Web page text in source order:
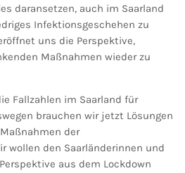
daransetzen, auch im Saarland
Infektionsgeschehen zu
uns die Perspektive,
Maßnahmen wieder zu
Fallzahlen im Saarland für
brauchen wir jetzt Lösungen
der
wollen den Saarländerinnen und
aus dem Lockdown